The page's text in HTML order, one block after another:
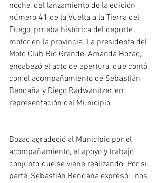
noche, del lanzamiento de la edición
número 41 de la Vuelta a la Tierra del
Fuego, prueba histórica del deporte
motor en la provincia. La presidenta del
Moto Club Río Grande, Amanda Bozac,
encabezó el acto de apertura, que contó
con el acompañamiento de Sebastián
Bendaña y Diego Radwanitzer, en
representación del Municipio.
Bozac agradeció al Municipio por el
acompañamiento, el apoyo y trabajo
conjunto que se viene realizando. Por su
parte, Sebastián Bendaña expresó: "nos